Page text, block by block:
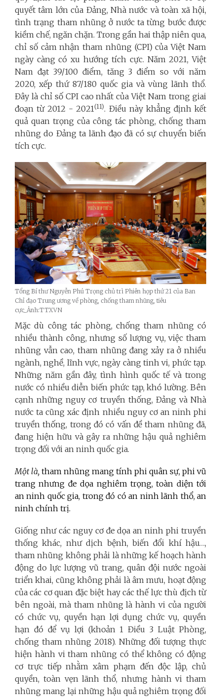
quyết tâm lớn của Đảng, Nhà nước và toàn xã hội,
tình trạng tham nhũng ở nước ta từng bước được
kiềm chế, ngăn chặn. Trong gần hai thập niên qua,
chỉ số cảm nhận tham nhũng (CPI) của Việt Nam
ngày càng có xu hướng tích cực. Năm 2021, Việt
Nam đạt 39/100 điểm, tăng 3 điểm so với năm
2020, xếp thứ 87/180 quốc gia và vùng lãnh thổ.
Đây là chỉ số CPI cao nhất của Việt Nam trong giai
đoạn từ 2012 - 2021 (11). Điều này khẳng định kết
quả quan trọng của công tác phòng, chống tham
nhũng do Đảng ta lãnh đạo đã có sự chuyển biến
tích cực.
Tổng Bí thư Nguyễn Phú Trọng chủ trì Phiên họp thứ 21 của Ban
Chỉ đạo Trung ương về phòng, chống tham nhũng, tiêu
cực_Ảnh:TTXVN
Mặc dù công tác phòng, chống tham nhũng có
nhiều thành công, nhưng số lượng vụ, việc tham
nhũng vẫn cao, tham nhũng đang xảy ra ở nhiều
ngành, nghề, lĩnh vực, ngày càng tinh vi, phức tạp.
Những năm gần đây, tình hình quốc tế và trong
nước có nhiều diễn biến phức tạp, khó lường. Bên
cạnh những nguy cơ truyền thống, Đảng và Nhà
nước ta cũng xác định nhiều nguy cơ an ninh phi
truyền thống, trong đó có vấn đề tham nhũng đã,
đang hiện hữu và gây ra những hậu quả nghiêm
trọng đối với an ninh quốc gia.
Một là, tham nhũng mang tính phi quân sự, phi vũ
trang nhưng đe dọa nghiêm trọng, toàn diện tới
an ninh quốc gia, trong đó có an ninh lãnh thổ, an
ninh chính trị.
Giống như các nguy cơ đe dọa an ninh phi truyền
thống khác, như dịch bệnh, biến đổi khí hậu…,
tham nhũng không phải là những kế hoạch hành
động do lực lượng vũ trang, quân đội nước ngoài
triển khai, cũng không phải là âm mưu, hoạt động
của các cơ quan đặc biệt hay các thế lực thù địch từ
bên ngoài, mà tham nhũng là hành vi của người
có chức vụ, quyền hạn lợi dụng chức vụ, quyền
hạn đó để vụ lợi (khoản 1 Điều 3 Luật Phòng,
chống tham nhũng 2018). Những đối tượng thực
hiện hành vi tham nhũng có thể không có động
cơ trực tiếp nhằm xâm phạm đến độc lập, chủ
quyền, toàn vẹn lãnh thổ, nhưng hành vi tham
nhũng mang lại những hậu quả nghiêm trọng đối